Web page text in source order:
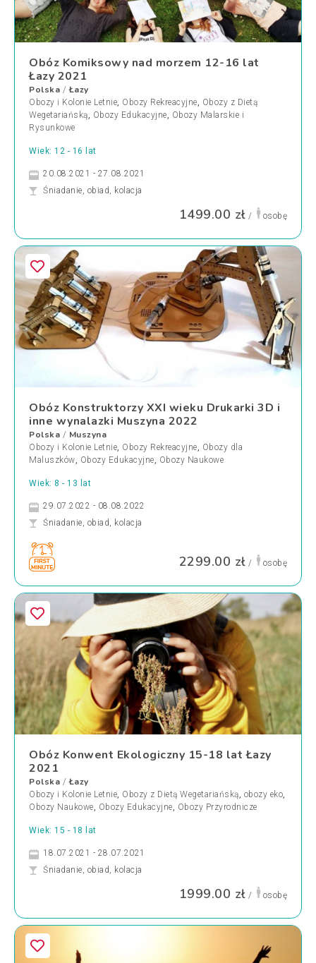
Obóz Komiksowy nad morzem 12-16 lat
Łazy 2021
Polska /Łazy
Obozy i Kolonie Letnie, Obozy Rekreacyjne, Obozy z Dietą
Wegetariańską, Obozy Edukacyjne, Obozy Malarskie i
Rysunkowe
Wiek: 12 - 16 lat
20.08.2021 - 27.08.2021
Śniadanie, obiad, kolacja
1499.00 zł / osobę
Obóz Konstruktorzy XXI wieku Drukarki 3D i
inne wynalazki Muszyna 2022
Polska / Muszyna
Obozy i Kolonie Letnie, Obozy Rekreacyjne, Obozy dla
Maluszków, Obozy Edukacyjne, Obozy Naukowe
Wiek: 8 - 13 lat
29.07.2022 - 08.08.2022
Śniadanie, obiad, kolacja
2299.00 zł / osobę
Obóz Konwent Ekologiczny 15-18 lat Łazy
2021
Polska /Łazy
Obozy i Kolonie Letnie, Obozy z Dietą Wegetariańską, obozy eko,
Obozy Naukowe, Obozy Edukacyjne, Obozy Przyrodnicze
Wiek: 15 - 18 lat
18.07.2021 - 28.07.2021
Śniadanie, obiad, kolacja
1999.00 zł / osobę